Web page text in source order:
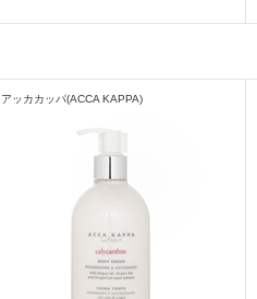
アッカカッパ(ACCA KAPPA)